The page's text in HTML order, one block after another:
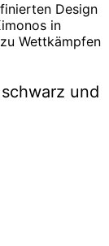
Design
in
Wettkämpfen
und